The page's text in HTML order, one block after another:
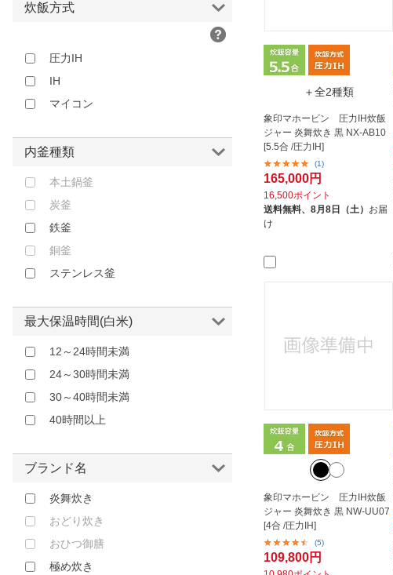
＋全2種類
象印マホービン 圧力IH炊飯
ジャー 炎舞炊き 黒 NX-AB10
[5.5合 /圧力IH]
(1)
165,000円
16,500ポイント
送料無料、 8月8日（土） お届
け
象印マホービン 圧力IH炊飯
ジャー 炎舞炊き 黒 NW-UU07
[4合 /圧力IH]
(5)
109,800円
クマザキエイム｜KUMAZAKI AIM
タイガー｜TIGER
タイガー魔法瓶
ダイアモンドヘッド｜Diamond
ドリテック｜dretec
ハイアール｜Haier
ハヌ｜HANU
バーミキュラ｜Vermicular
ヒロコーポレーション｜HIRO
CORPORATION
ビックアイデア｜BicIDEA
Club
ファミリー・ライフ｜Family-life
ベルソス｜VERSOS
マクロス｜macros
三菱電機
三菱電機｜Mitsubishi Electric
山善｜YAMAZEN
炊飯方式
圧力IH
IH
マイコン
内釜種類
本土鍋釜
炭釜
鉄釜
銅釜
ステンレス釜
最大保温時間(白米)
12～24時間未満
24～30時間未満
30～40時間未満
40時間以上
ブランド名
炎舞炊き
おどり炊き
おひつ御膳
極め炊き